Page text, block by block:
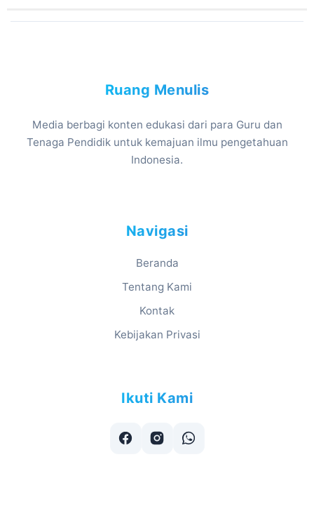
Ruang Menulis
Media berbagi konten edukasi dari para Guru dan
Tenaga Pendidik untuk kemajuan ilmu pengetahuan
Indonesia.
Navigasi
Beranda
Tentang Kami
Kontak
Kebijakan Privasi
Ikuti Kami